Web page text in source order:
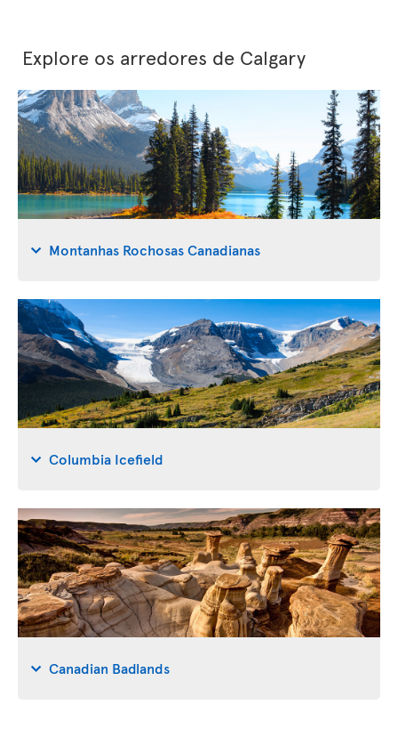
Explore os arredores de Calgary
Montanhas Rochosas Canadianas
Columbia Icefield
Canadian Badlands